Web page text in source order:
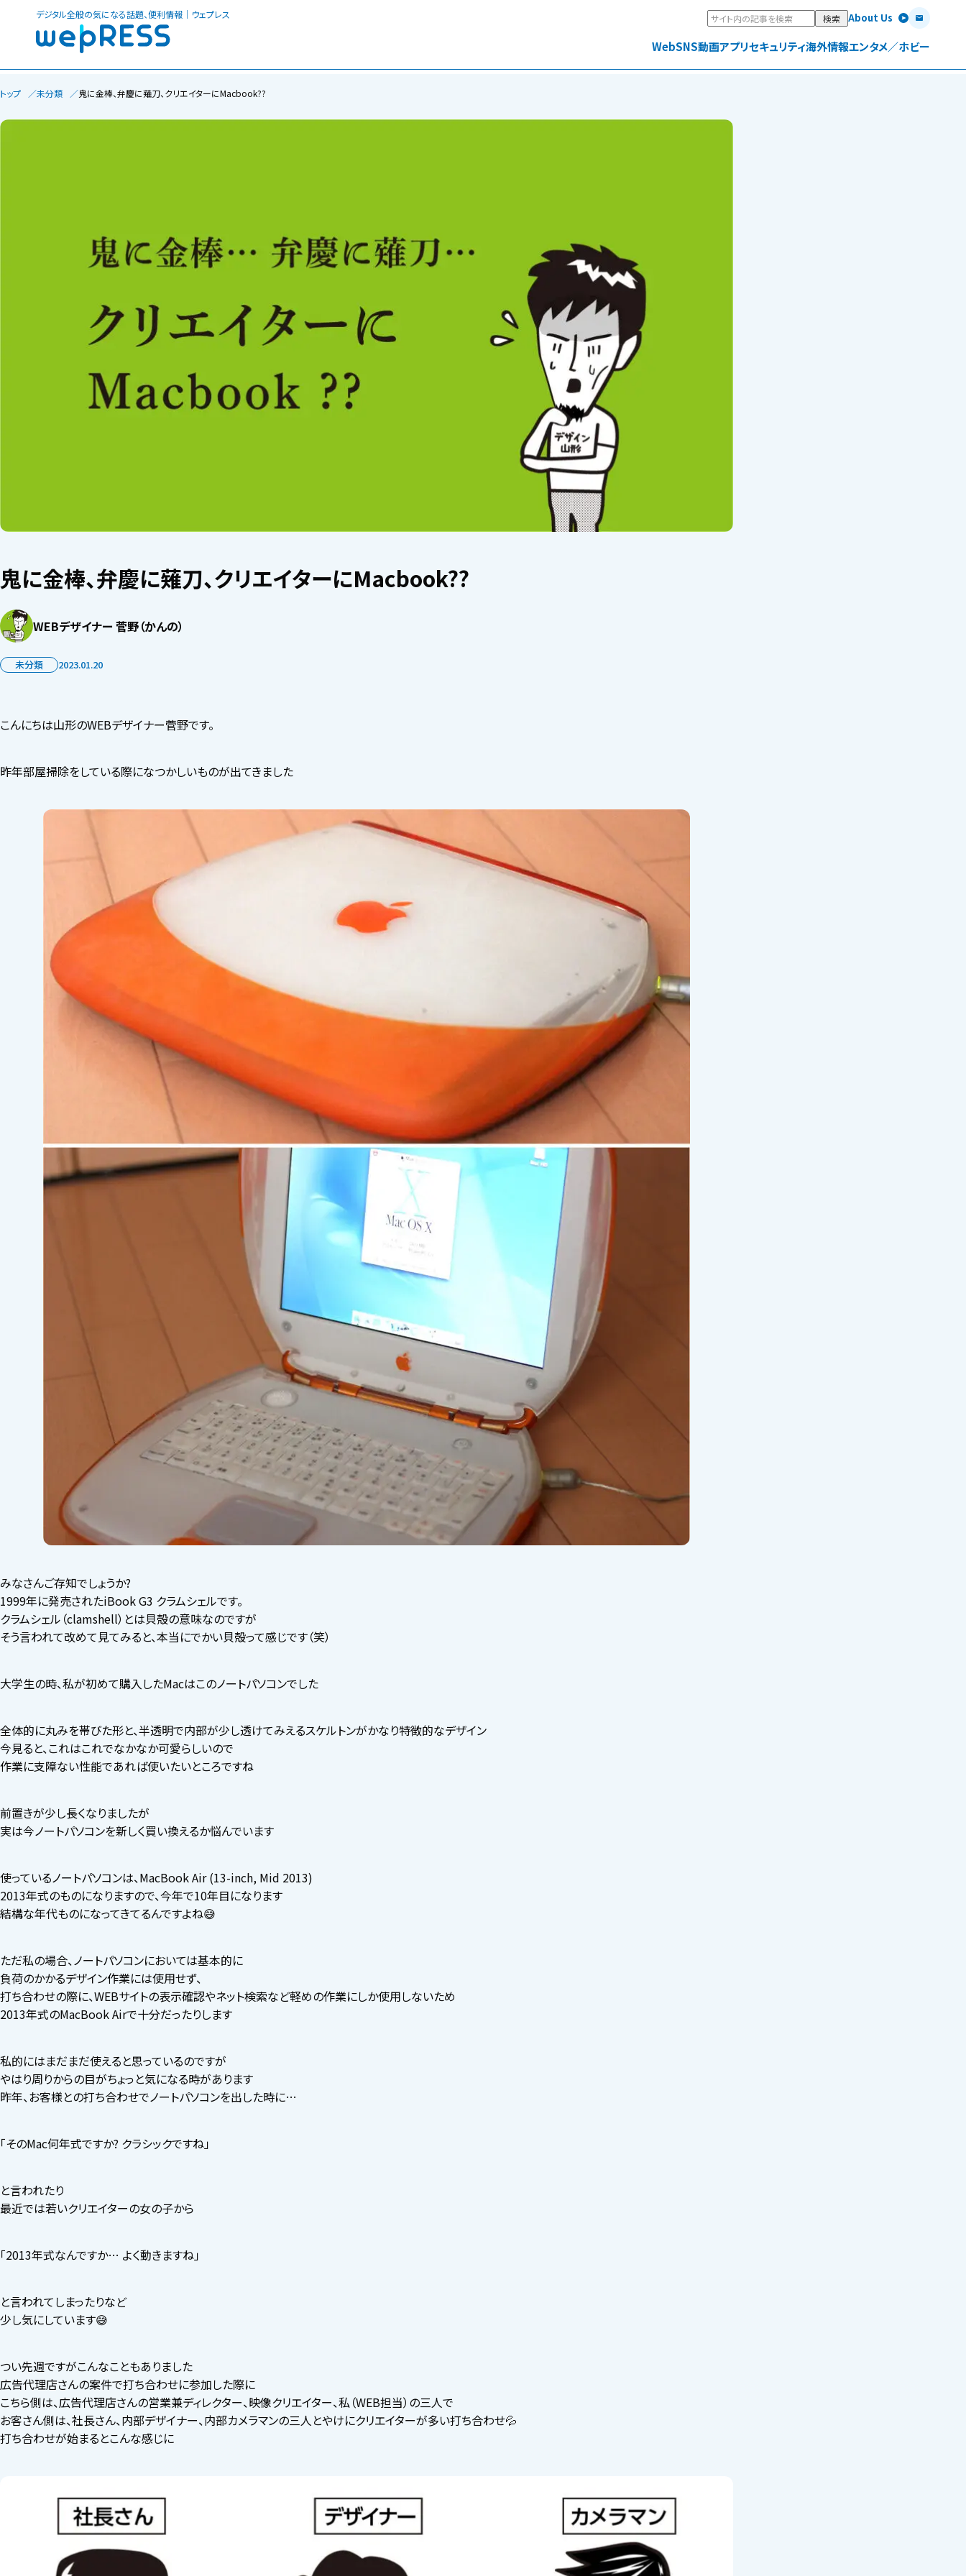
デジタル全般の気になる話題、便利情報｜ウェプレス About Us
WebSNS動画アプリセキュリティ海外情報エンタメ／ホビー
トップ 未分類 鬼に金棒、弁慶に薙刀、クリエイターにMacbook??
鬼に金棒、弁慶に薙刀、クリエイターにMacbook??
WEBデザイナー 菅野（かんの）
未分類 2023.01.20
こんにちは山形のWEBデザイナー菅野です。
昨年部屋掃除をしている際になつかしいものが出てきました
みなさんご存知でしょうか?
1999年に発売されたiBook G3 クラムシェルです。
クラムシェル（clamshell）とは貝殻の意味なのですが
そう言われて改めて見てみると、本当にでかい貝殻って感じです（笑）
大学生の時、私が初めて購入したMacはこのノートパソコンでした
全体的に丸みを帯びた形と、半透明で内部が少し透けてみえるスケルトンがかなり特徴的なデザイン
今見ると、これはこれでなかなか可愛らしいので
作業に支障ない性能であれば使いたいところですね
前置きが少し長くなりましたが
実は今ノートパソコンを新しく買い換えるか悩んでいます
使っているノートパソコンは、MacBook Air (13-inch, Mid 2013)
2013年式のものになりますので、今年で10年目になります
結構な年代ものになってきてるんですよね😅
ただ私の場合、ノートパソコンにおいては基本的に
負荷のかかるデザイン作業には使用せず、
打ち合わせの際に、WEBサイトの表示確認やネット検索など軽めの作業にしか使用しないため
2013年式のMacBook Airで十分だったりします
私的にはまだまだ使えると思っているのですが
やはり周りからの目がちょっと気になる時があります
昨年、お客様との打ち合わせでノートパソコンを出した時に…
「そのMac何年式ですか? クラシックですね」
と言われたり
最近では若いクリエイターの女の子から
「2013年式なんですか… よく動きますね」
と言われてしまったりなど
少し気にしています😅
つい先週ですがこんなこともありました
広告代理店さんの案件で打ち合わせに参加した際に
こちら側は、広告代理店さんの営業兼ディレクター、映像クリエイター、私（WEB担当）の三人で
お客さん側は、社長さん、内部デザイナー、内部カメラマンの三人とやけにクリエイターが多い打ち合わせ💦
打ち合わせが始まるとこんな感じに